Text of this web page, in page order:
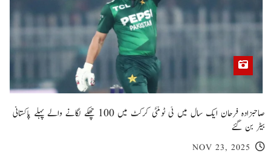
صاحبزادہ فرحان ایک سال میں ٹی ٹوئنٹی کرکٹ میں 100 چھکے لگانے والے پہلے پاکستانی
بیٹر بن گئے
NOV 23, 2025